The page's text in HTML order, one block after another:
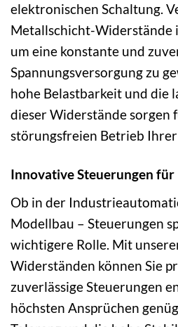
elektronischen Schaltung.
Metallschicht-Widerstände
um eine konstante und
Spannungsversorgung zu
hohe Belastbarkeit und die
dieser Widerstände sorgen
störungsfreien Betrieb
Innovative Steuerungen
Ob in der
Modellbau – Steuerungen
wichtigere Rolle. Mit
Widerständen können Sie
zuverlässige Steuerungen
höchsten Ansprüchen